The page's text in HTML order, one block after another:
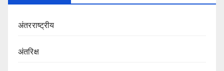
अंतरराष्ट्रीय
अंतरिक्ष